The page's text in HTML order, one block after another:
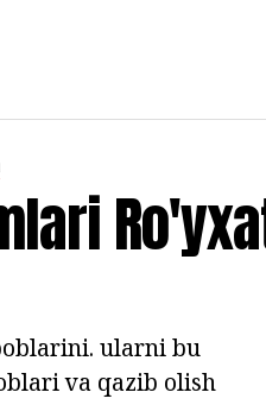
ularni bu
va qazib olish